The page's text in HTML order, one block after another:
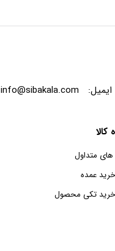
info@sibakala.com
کالا
متداول
عمده
خرید تکی محصول